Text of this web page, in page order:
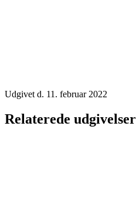
Udgivet d. 11. februar 2022
Relaterede udgivelser